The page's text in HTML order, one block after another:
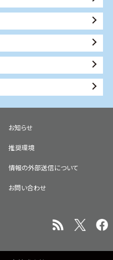
お知らせ
推奨環境
情報の外部送信について
お問い合わせ